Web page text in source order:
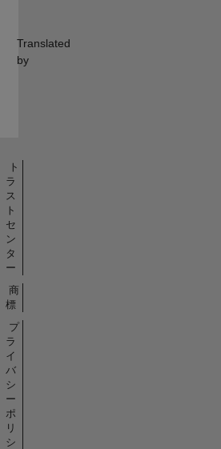
Translated
by
ト
ラ
ス
ト
セ
ン
タ
ー
商
標
プ
ラ
イ
バ
シ
ー
ポ
リ
シ